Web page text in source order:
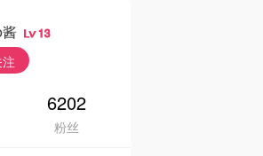
🇮🇹
🇦🇺
13
6202
粉丝